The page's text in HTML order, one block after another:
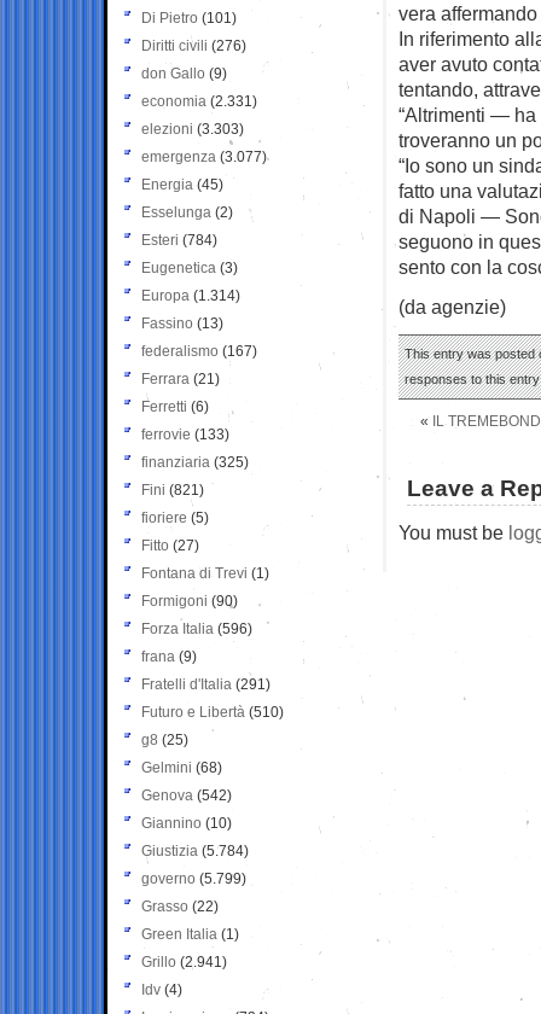
vera
In riferimento
aver avuto
tentando,
“Altrimenti —
troveranno un
“Io sono un
fatto una
di Napoli —
seguono in
sento con la
(da agenzie)
This entry was posted
responses to this
« IL
Leave a
You must be
Di Pietro (101)
Diritti civili (276)
don Gallo (9)
economia (2.331)
elezioni (3.303)
emergenza (3.077)
Energia (45)
Esselunga (2)
Esteri (784)
Eugenetica (3)
Europa (1.314)
Fassino (13)
federalismo (167)
Ferrara (21)
Ferretti (6)
ferrovie (133)
finanziaria (325)
Fini (821)
fioriere (5)
Fitto (27)
Fontana di Trevi (1)
Formigoni (90)
Forza Italia (596)
frana (9)
Fratelli d'Italia (291)
Futuro e Libertà (510)
g8 (25)
Gelmini (68)
Genova (542)
Giannino (10)
Giustizia (5.784)
governo (5.799)
Grasso (22)
Green Italia (1)
Grillo (2.941)
Idv (4)